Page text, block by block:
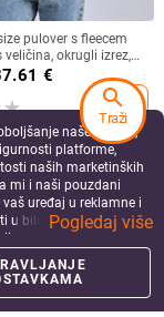
pulover s fleecem
veličina, okrugli izrez,
duljina,
proljeće, jesen i zimu
€
add_shopping_cart
naše Usluge,
platforme,
naših marketinških
mi i naši pouzdani
uređaj u reklamne i
u bilo kojem trenutku
pogledajte našu
Pogledaj više
search
Traži